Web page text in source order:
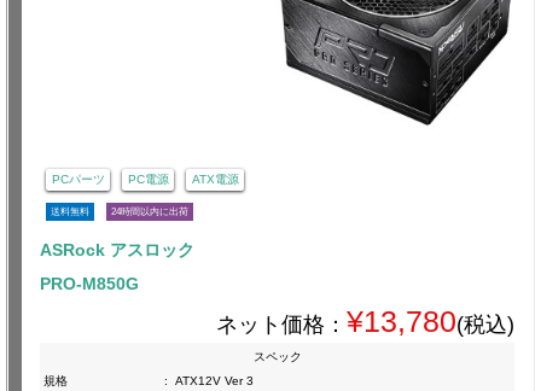
PCパーツ PC電源 ATX電源
送料無料 24時間以内に出荷
ASRock アスロック
PRO-M850G
ネット価格： ¥13,780(税込)
スペック
規格
:
ATX12V Ver 3